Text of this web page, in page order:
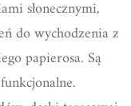
słonecznymi,
do wychodzenia z
papierosa. Są